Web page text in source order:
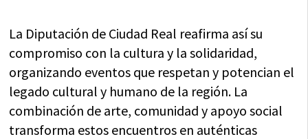
La Diputación de Ciudad Real reafirma así su
compromiso con la cultura y la solidaridad,
organizando eventos que respetan y potencian el
legado cultural y humano de la región. La
combinación de arte, comunidad y apoyo social
transforma estos encuentros en auténticas